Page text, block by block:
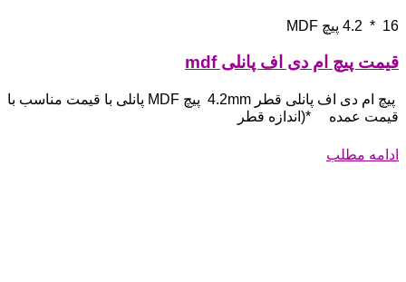
16 * 4.2 پیچ MDF
قیمت پیچ ام دی اف پانلی mdf
پیچ ام دی اف پانلی قطر 4.2mm پیچ MDF پانلی با قیمت مناسب با
قیمت عمده *(اندازه قطر
ادامه مطلب